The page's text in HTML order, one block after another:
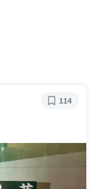
114